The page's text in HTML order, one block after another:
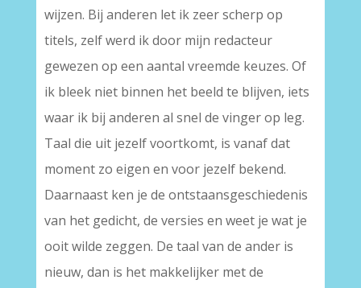
wijzen. Bij anderen let ik zeer scherp op
titels, zelf werd ik door mijn redacteur
gewezen op een aantal vreemde keuzes. Of
ik bleek niet binnen het beeld te blijven, iets
waar ik bij anderen al snel de vinger op leg.
Taal die uit jezelf voortkomt, is vanaf dat
moment zo eigen en voor jezelf bekend.
Daarnaast ken je de ontstaansgeschiedenis
van het gedicht, de versies en weet je wat je
ooit wilde zeggen. De taal van de ander is
nieuw, dan is het makkelijker met de